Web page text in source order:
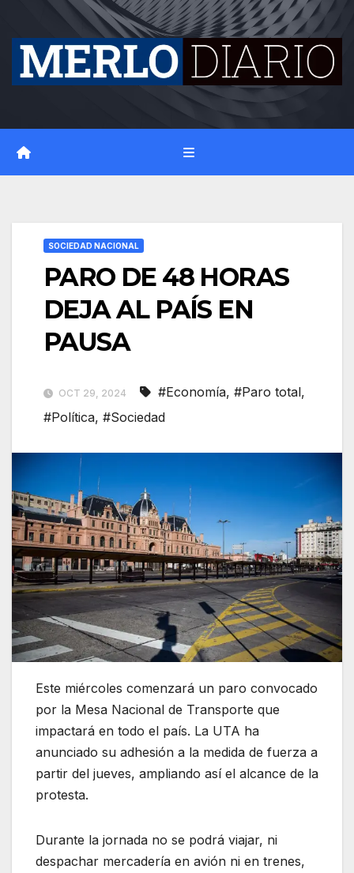
content
SOCIEDAD NACIONAL
PARO DE 48 HORAS
DEJA AL PAÍS EN
PAUSA
OCT 29, 2024 #Economía, #Paro total,
#Política, #Sociedad
Este miércoles comenzará un paro convocado
por la Mesa Nacional de Transporte que
impactará en todo el país. La UTA ha
anunciado su adhesión a la medida de fuerza a
partir del jueves, ampliando así el alcance de la
protesta.
Durante la jornada no se podrá viajar, ni
despachar mercadería en avión ni en trenes,